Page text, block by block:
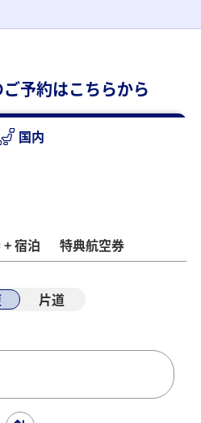
予約はこちらから
国内
宿泊 特典航空券
片道